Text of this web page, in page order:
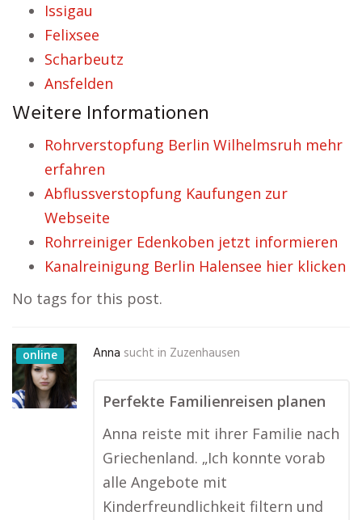
Issigau
Felixsee
Scharbeutz
Ansfelden
Weitere Informationen
Rohrverstopfung Berlin Wilhelmsruh mehr
erfahren
Abflussverstopfung Kaufungen zur
Webseite
Rohrreiniger Edenkoben jetzt informieren
Kanalreinigung Berlin Halensee hier klicken
No tags for this post.
online Anna sucht in Zuzenhausen
Perfekte Familienreisen planen
Anna reiste mit ihrer Familie nach
Griechenland. „Ich konnte vorab
alle Angebote mit
Kinderfreundlichkeit filtern und